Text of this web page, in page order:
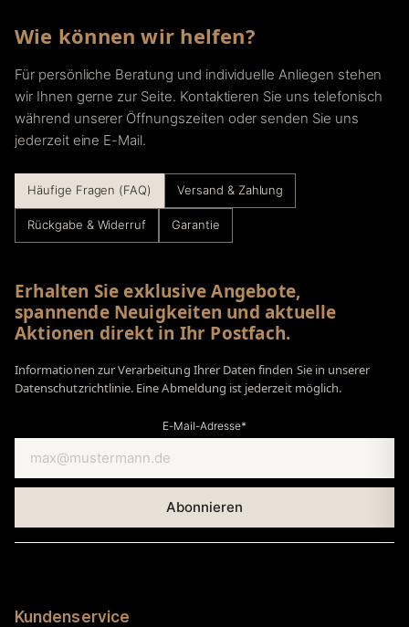
Wie können wir helfen?
Für persönliche Beratung und individuelle Anliegen stehen
wir Ihnen gerne zur Seite. Kontaktieren Sie uns telefonisch
während unserer Öffnungszeiten oder senden Sie uns
jederzeit eine E-Mail.
Häufige Fragen (FAQ) Versand & Zahlung
Rückgabe & Widerruf Garantie
Erhalten Sie exklusive Angebote,
spannende Neuigkeiten und aktuelle
Aktionen direkt in Ihr Postfach.
Informationen zur Verarbeitung Ihrer Daten finden Sie in unserer
Datenschutzrichtlinie. Eine Abmeldung ist jederzeit möglich.
E-Mail-Adresse*
Kundenservice